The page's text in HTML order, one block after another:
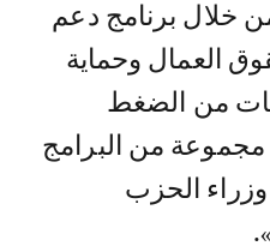
خلال برنامج دعم
العمال وحماية
من الضغط
مجموعة من البرامج
وزراء الحزب